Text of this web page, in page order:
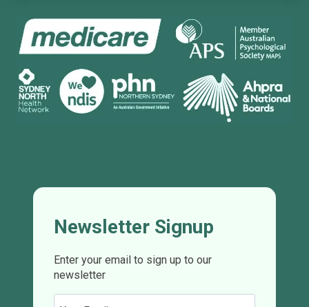
Newsletter Signup
Enter your email to sign up to our
newsletter